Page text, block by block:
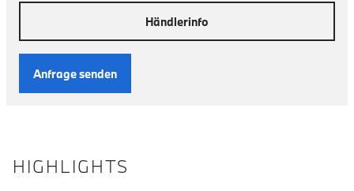
Händlerinfo
Anfrage senden
HIGHLIGHTS